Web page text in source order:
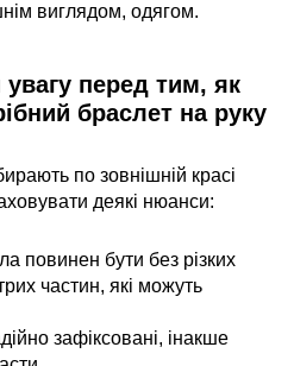
виглядом, одягом.
перед тим, як
браслет на руку
по зовнішній красі
деякі нюанси:
повинен бути без різких
частин, які можуть
зафіксовані, інакше